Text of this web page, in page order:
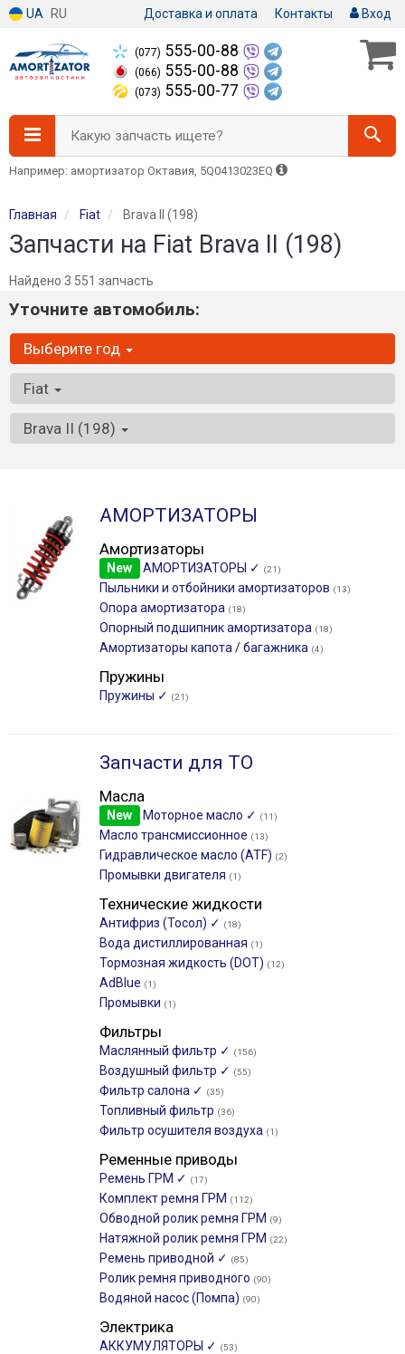
UA RU Доставка и оплата Контакты Вход
(077) 555-00-88
(066) 555-00-88
(073) 555-00-77
Какую запчасть ищете?
Например: амортизатор Октавия, 5Q0413023EQ
Главная Fiat Brava II (198)
Запчасти на Fiat Brava II (198)
Найдено 3 551 запчасть
Уточните автомобиль:
Выберите год
Fiat
Brava II (198)
АМОРТИЗАТОРЫ
Амортизаторы
New АМОРТИЗАТОРЫ ✓ (21)
Пыльники и отбойники амортизаторов (13)
Опора амортизатора (18)
Опорный подшипник амортизатора (18)
Амортизаторы капота / багажника (4)
Пружины
Пружины ✓ (21)
Запчасти для ТО
Масла
New Моторное масло ✓ (11)
Масло трансмиссионное (13)
Гидравлическое масло (ATF) (2)
Промывки двигателя (1)
Технические жидкости
Антифриз (Тосол) ✓ (18)
Вода дистиллированная (1)
Тормозная жидкость (DOT) (12)
AdBlue (1)
Промывки (1)
Фильтры
Маслянный фильтр ✓ (156)
Воздушный фильтр ✓ (55)
Фильтр салона ✓ (35)
Топливный фильтр (36)
Фильтр осушителя воздуха (1)
Ременные приводы
Ремень ГРМ ✓ (17)
Комплект ремня ГРМ (112)
Обводной ролик ремня ГРМ (9)
Натяжной ролик ремня ГРМ (22)
Ремень приводной ✓ (85)
Ролик ремня приводного (90)
Водяной насос (Помпа) (90)
Электрика
АККУМУЛЯТОРЫ ✓ (53)